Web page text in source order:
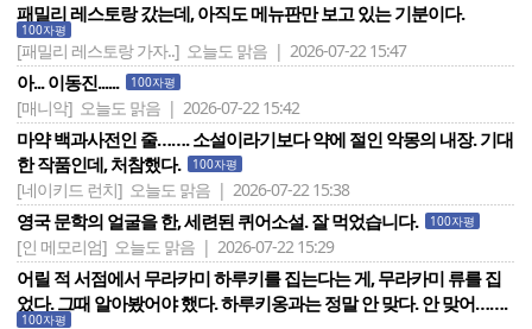
패밀리 레스토랑 갔는데, 아직도 메뉴판만 보고 있는 기분이다.
100자평
[패밀리 레스토랑 가자..] 오늘도 맑음 | 2026-07-22 15:47
아... 이동진...... 100자평
[매니악] 오늘도 맑음 | 2026-07-22 15:42
마약 백과사전인 줄……. 소설이라기보다 약에 절인 악몽의 내장. 기대
한 작품인데, 처참했다.
100자평
[네이키드 런치] 오늘도 맑음 | 2026-07-22 15:38
영국 문학의 얼굴을 한, 세련된 퀴어소설. 잘 먹었습니다. 100자평
[인 메모리엄] 오늘도 맑음 | 2026-07-22 15:29
어릴 적 서점에서 무라카미 하루키를 집는다는 게, 무라카미 류를 집
었다. 그때 알아봤어야 했다. 하루키옹과는 정말 안 맞다. 안 맞어…….
100자평